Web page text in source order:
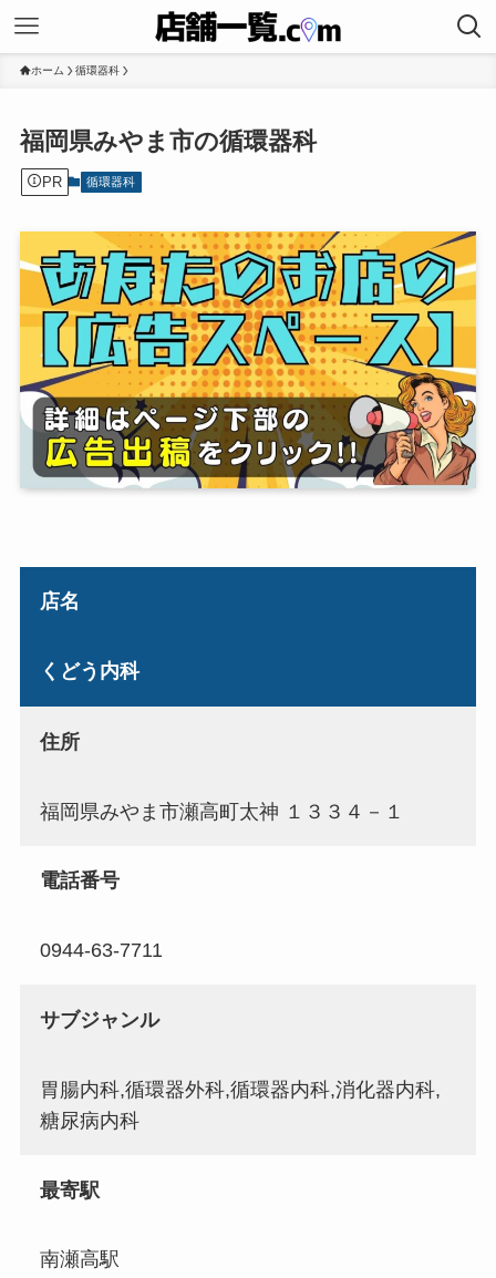
ホーム 循環器科
福岡県みやま市の循環器科
PR 循環器科
店名
くどう内科
住所
福岡県みやま市瀬高町太神 １３３４－１
電話番号
0944-63-7711
サブジャンル
胃腸内科,循環器外科,循環器内科,消化器内科,
糖尿病内科
最寄駅
南瀬高駅